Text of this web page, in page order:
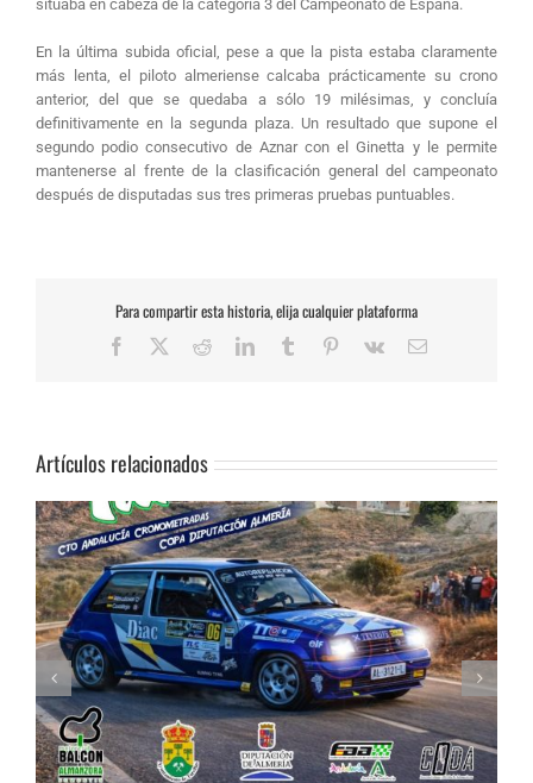
situaba en cabeza de la categoría 3 del Campeonato de España.
En la última subida oficial, pese a que la pista estaba claramente
más lenta, el piloto almeriense calcaba prácticamente su crono
anterior, del que se quedaba a sólo 19 milésimas, y concluía
definitivamente en la segunda plaza. Un resultado que supone el
segundo podio consecutivo de Aznar con el Ginetta y le permite
mantenerse al frente de la clasificación general del campeonato
después de disputadas sus tres primeras pruebas puntuables.
Para compartir esta historia, elija cualquier plataforma
Facebook RedditLinkedInTumblr Pinterest
Vk
Correo
Artículos relacionados
Celebrada la Asamblea General de la FAA